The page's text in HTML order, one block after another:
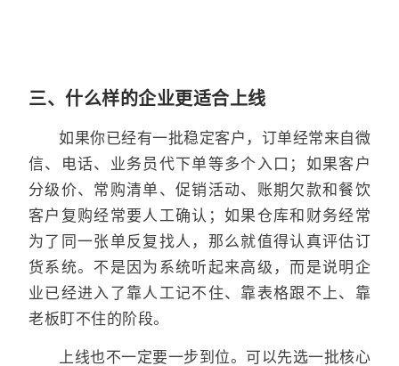
三、什么样的企业更适合上线
如果你已经有一批稳定客户，订单经常来自微
信、电话、业务员代下单等多个入口；如果客户
分级价、常购清单、促销活动、账期欠款和餐饮
客户复购经常要人工确认；如果仓库和财务经常
为了同一张单反复找人，那么就值得认真评估订
货系统。不是因为系统听起来高级，而是说明企
业已经进入了靠人工记不住、靠表格跟不上、靠
老板盯不住的阶段。
上线也不一定要一步到位。可以先选一批核心